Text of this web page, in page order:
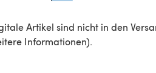
Artikel sind nicht in den
Informationen).